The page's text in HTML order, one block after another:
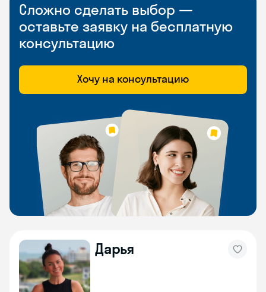
Сложно сделать выбор —
оставьте заявку на бесплатную
консультацию
Хочу на консультацию
Дарья